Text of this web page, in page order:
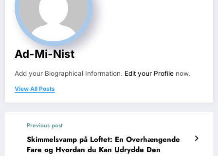
Ad-Mi-Nist
Add your Biographical Information. Edit your Profile now.
View All Posts
Previous post
Skimmelsvamp på Loftet: En Overhængende
Fare og Hvordan du Kan Udrydde Den